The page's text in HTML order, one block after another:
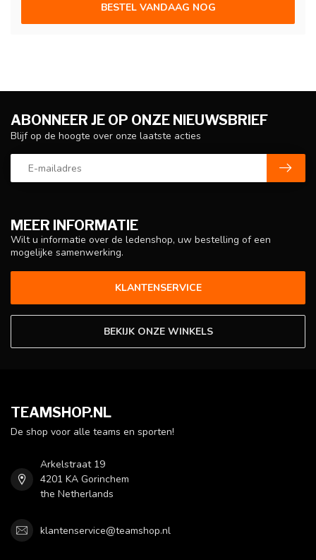
BESTEL VANDAAG NOG
MEER INFORMATIE
Wilt u informatie over de ledenshop, uw bestelling of een
mogelijke samenwerking.
KLANTENSERVICE
BEKIJK ONZE WINKELS
ABONNEER JE OP ONZE NIEUWSBRIEF
Blijf op de hoogte over onze laatste acties
TEAMSHOP.NL
De shop voor alle teams en sporten!
Arkelstraat 19
4201 KA Gorinchem
the Netherlands
klantenservice@teamshop.nl